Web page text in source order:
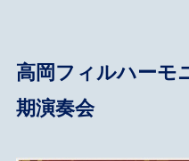
高岡フィルハーモ
期演奏会